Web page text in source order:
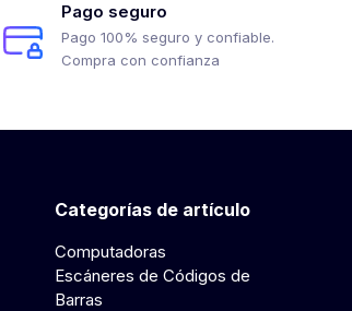
Pago seguro
Pago 100% seguro y confiable.
Compra con confianza
Categorías de artículo
Computadoras
Escáneres de Códigos de
Barras